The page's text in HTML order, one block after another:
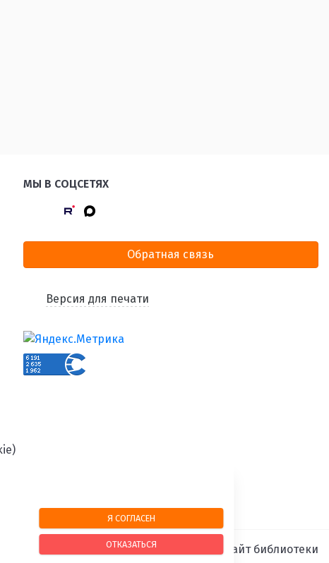
МЫ В СОЦСЕТЯХ
Обратная связь
Версия для печати
SIMAI-SF4: Сайт библиотеки
Я СОГЛАСЕН
ОТКАЗАТЬСЯ